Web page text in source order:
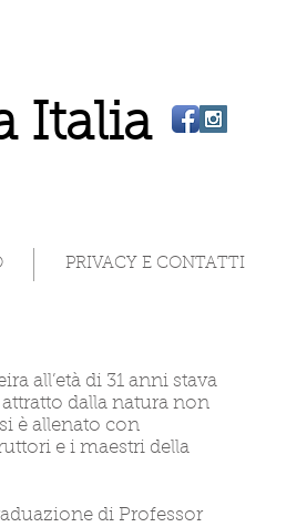
Italia
PRIVACY E CONTATTI
all’età di 31 anni stava
dalla natura non
è allenato con
e i maestri della
di Professor